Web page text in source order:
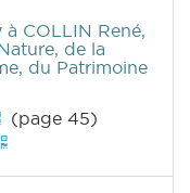
à COLLIN René,
de la
du Patrimoine
(page 45)